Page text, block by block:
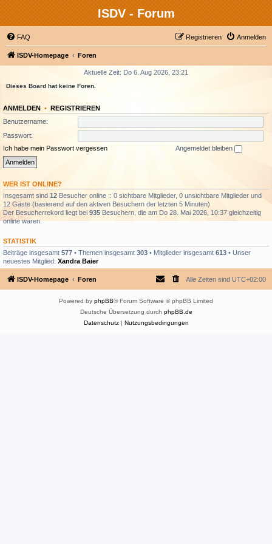
ISDV - Forum
FAQ Anmelden
Registrieren
ISDV-Homepage Foren
Aktuelle Zeit: Do 6. Aug 2026, 23:21
Dieses Board hat keine Foren.
ANMELDEN • REGISTRIEREN
Benutzername:
Passwort:
Ich habe mein Passwort vergessen
Angemeldet bleiben
WER IST ONLINE?
Insgesamt sind 12 Besucher online :: 0 sichtbare Mitglieder, 0 unsichtbare Mitglieder und
12 Gäste (basierend auf den aktiven Besuchern der letzten 5 Minuten)
Der Besucherrekord liegt bei 935 Besuchern, die am Do 28. Mai 2026, 10:37 gleichzeitig
online waren.
STATISTIK
Beiträge insgesamt 577 • Themen insgesamt 303 • Mitglieder insgesamt 613 • Unser
neuestes Mitglied: Xandra Baier
ISDV-Homepage Foren Alle Zeiten sind UTC+02:00
Powered by phpBB® Forum Software © phpBB Limited
Deutsche Übersetzung durch phpBB.de
Datenschutz| Nutzungsbedingungen